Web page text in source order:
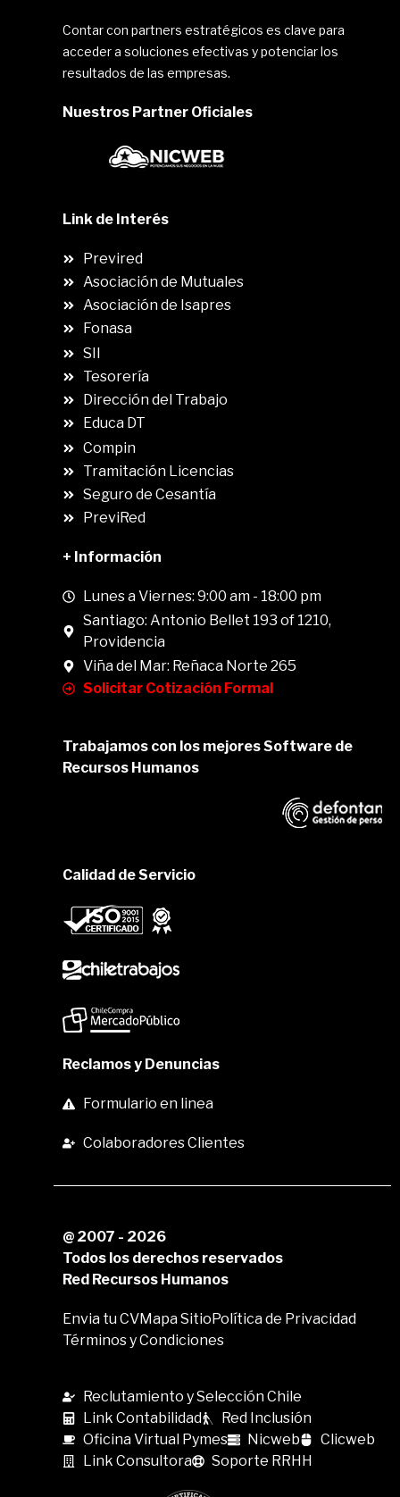
Contar con partners estratégicos es clave para
acceder a soluciones efectivas y potenciar los
resultados de las empresas.
Nuestros Partner Oficiales
Link de Interés
Previred
Asociación de Mutuales
Asociación de Isapres
Fonasa
.
SII
Tesorería
Dirección del Trabajo
Educa DT
.
Compin
Tramitación Licencias
Seguro de Cesantía
PreviRed
+ Información
Lunes a Viernes: 9:00 am - 18:00 pm
Santiago: Antonio Bellet 193 of 1210,
Providencia
Viña del Mar: Reñaca Norte 265
Solicitar Cotización Formal
Trabajamos con los mejores Software de
Recursos Humanos
Calidad de Servicio
Reclamos y Denuncias
Formulario en linea
Colaboradores Clientes
@ 2007 - 2026
Todos los derechos reservados
Red Recursos Humanos
Envia tu CVMapa SitioPolítica de Privacidad
Términos y Condiciones
Reclutamiento y Selección Chile
Link Contabilidad
Red Inclusión
Oficina Virtual Pymes
Nicweb
Clicweb
Link Consultora
Soporte RRHH